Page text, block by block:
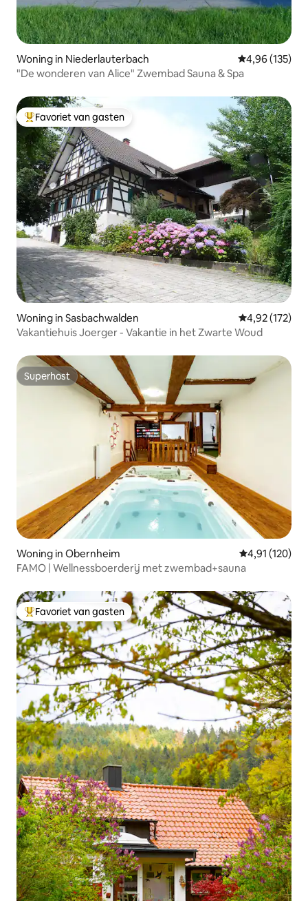
Woning in Niederlauterbach Gemiddelde
4,96 (135)
"De wonderen van Alice" Zwembad Sauna & Spa
Topfavoriet van gasten
Favoriet van gasten
Woning in Sasbachwalden Gemiddelde
4,92 (172)
Vakantiehuis Joerger - Vakantie in het Zwarte Woud
Superhost
Superhost
Woning in Obernheim Gemiddelde
4,91 (120)
FAMO | Wellnessboerderij met zwembad+sauna
Topfavoriet van gasten
Favoriet van gasten